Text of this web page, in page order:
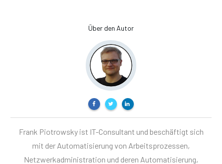
Über den Autor
Frank Piotrowsky ist IT-Consultant und beschäftigt sich
mit der Automatisierung von Arbeitsprozessen,
Netzwerkadministration und deren Automatisierung,